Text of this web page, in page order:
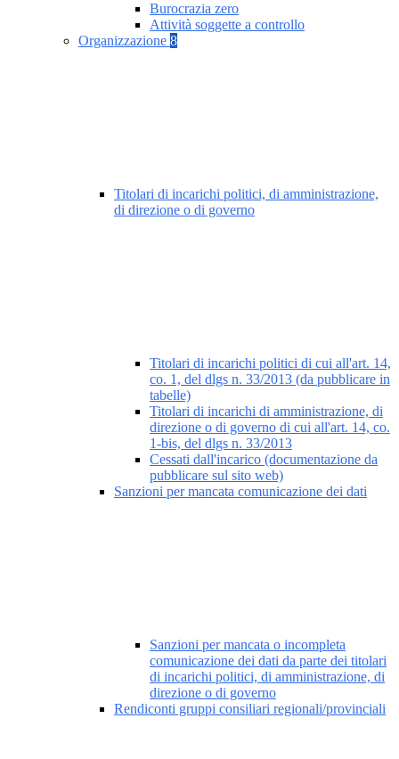
Burocrazia zero
Attività soggette a controllo
Organizzazione 8
Titolari di incarichi politici, di amministrazione,
di direzione o di governo
Titolari di incarichi politici di cui all'art. 14,
co. 1, del dlgs n. 33/2013 (da pubblicare in
tabelle)
Titolari di incarichi di amministrazione, di
direzione o di governo di cui all'art. 14, co.
1-bis, del dlgs n. 33/2013
Cessati dall'incarico (documentazione da
pubblicare sul sito web)
Sanzioni per mancata comunicazione dei dati
Sanzioni per mancata o incompleta
comunicazione dei dati da parte dei titolari
di incarichi politici, di amministrazione, di
direzione o di governo
Rendiconti gruppi consiliari regionali/provinciali